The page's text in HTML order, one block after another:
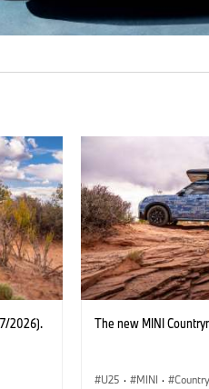
2026). The new MINI
U25 · MINI ·